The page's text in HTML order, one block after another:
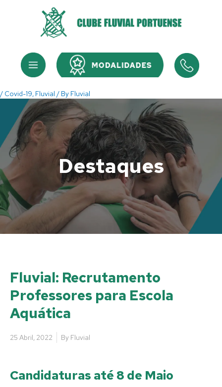
Menu Menu
/ Covid-19, Fluvial / By Fluvial
Destaques
Fluvial: Recrutamento
Professores para Escola
Aquática
25 Abril, 2022 By Fluvial
Candidaturas até 8 de Maio